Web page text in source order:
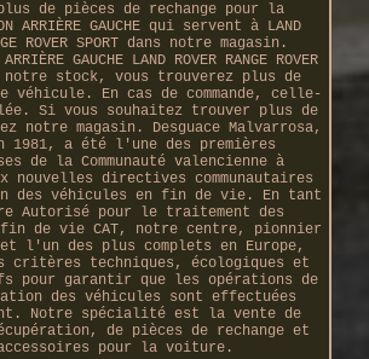
de pièces de rechange pour la
ARRIÈRE GAUCHE qui servent à LAND
ROVER SPORT dans notre magasin.
GAUCHE LAND ROVER RANGE ROVER
notre stock, vous trouverez plus de
véhicule. En cas de commande, celle-
Si vous souhaitez trouver plus de
notre magasin. Desguace Malvarrosa,
1981, a été l'une des premières
de la Communauté valencienne à
nouvelles directives communautaires
des véhicules en fin de vie. En tant
Autorisé pour le traitement des
de vie CAT, notre centre, pionnier
et l'un des plus complets en Europe,
critères techniques, écologiques et
pour garantir que les opérations de
des véhicules sont effectuées
Notre spécialité est la vente de
de pièces de rechange et
pour la voiture.